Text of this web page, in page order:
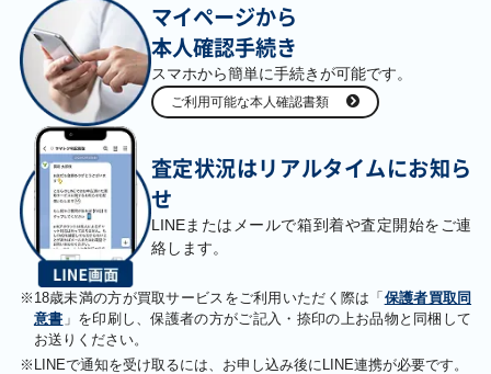
マイページから
本人確認手続き
スマホから簡単に手続きが可能です。
ご利用可能な本人確認書類
査定状況はリアルタイムにお知ら
せ
LINEまたはメールで箱到着や査定開始をご連
絡します。
※ 18歳未満の方が買取サービスをご利用いただく際は「 保護者買取同
意書 」を印刷し、保護者の方がご記入・捺印の上お品物と同梱して
お送りください。
※ LINEで通知を受け取るには、お申し込み後にLINE連携が必要です。